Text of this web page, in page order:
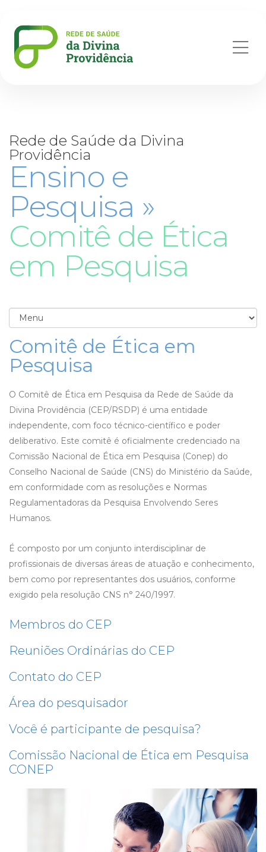
Rede de Saúde da Divina
Providência
Ensino e
Pesquisa »
Comitê de Ética
em Pesquisa
Comitê de Ética em
Pesquisa
O Comitê de Ética em Pesquisa da Rede de Saúde da
Divina Providência (CEP/RSDP) é uma entidade
independente, com foco técnico-científico e poder
deliberativo. Este comitê é oficialmente credenciado na
Comissão Nacional de Ética em Pesquisa (Conep) do
Conselho Nacional de Saúde (CNS) do Ministério da Saúde,
em conformidade com as resoluções e Normas
Regulamentadoras da Pesquisa Envolvendo Seres
Humanos.
É composto por um conjunto interdisciplinar de
profissionais de diversas áreas de atuação e conhecimento,
bem como por representantes dos usuários, conforme
exigido pela resolução CNS n° 240/1997.
Membros do CEP
Reuniões Ordinárias do CEP
Contato do CEP
Área do pesquisador
Você é participante de pesquisa?
Comissão Nacional de Ética em Pesquisa
CONEP